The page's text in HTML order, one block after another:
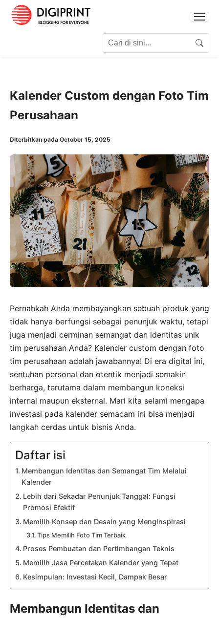
Search
Kalender Custom dengan Foto Tim
Perusahaan
Diterbitkan pada October 15, 2025
Pernahkah Anda membayangkan sebuah produk yang
tidak hanya berfungsi sebagai penunjuk waktu, tetapi
juga menjadi cerminan semangat dan identitas unik
tim perusahaan Anda? Kalender custom dengan foto
tim perusahaan adalah jawabannya! Di era digital ini,
sentuhan personal dan otentik menjadi semakin
berharga, terutama dalam membangun koneksi
internal maupun eksternal. Mari kita selami mengapa
investasi pada kalender semacam ini bisa menjadi
langkah cerdas untuk bisnis Anda.
Daftar isi
Membangun Identitas dan Semangat Tim Melalui
Kalender
Lebih dari Sekadar Penunjuk Tanggal: Fungsi
Promosi Efektif
Memilih Konsep dan Desain yang Menginspirasi
Tips Memilih Foto Tim Terbaik
Proses Pembuatan dan Pertimbangan Teknis
Memilih Jasa Percetakan Kalender yang Tepat
Kesimpulan: Investasi Kecil, Dampak Besar
Membangun Identitas dan